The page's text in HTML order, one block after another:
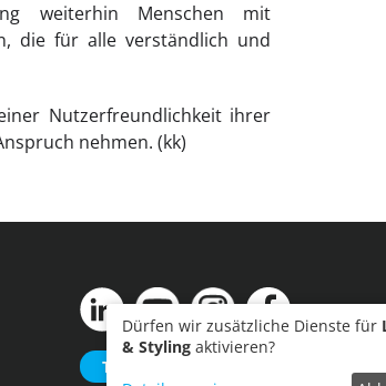
weiterhin Menschen mit
die für alle verständlich und
Nutzerfreundlichkeit ihrer
nehmen. (kk)
Termin einreichen
Dürfen wir zusätzliche Dienste für
& Styling aktivieren?